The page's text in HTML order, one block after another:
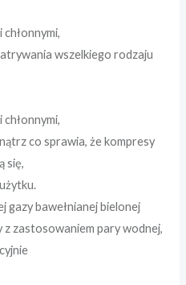
chłonnymi,
wszelkiego rodzaju
chłonnymi,
co sprawia, że kompresy
się,
gazy bawełnianej bielonej
zastosowaniem pary wodnej,